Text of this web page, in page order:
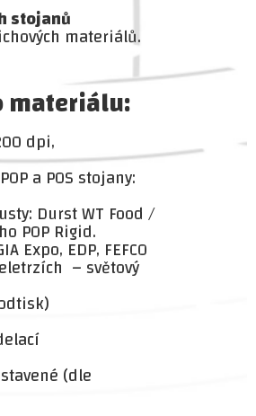
stojanů
materiálů.
materiálu:
dpi,
a POS stojany:
Durst WT Food /
POP Rigid.
EDP, FEFCO
– světový
(dle